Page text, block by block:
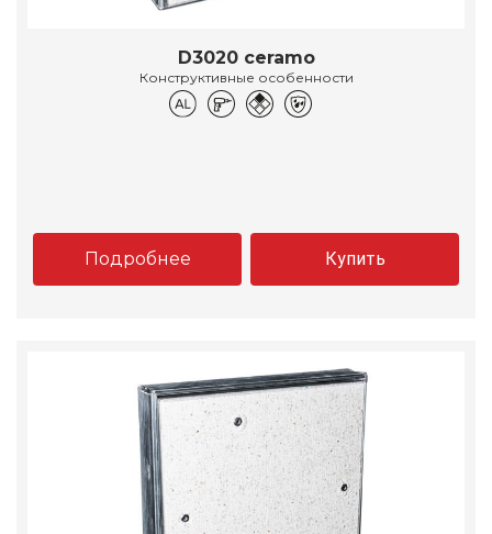
D3020 ceramo
Конструктивные особенности
Подробнее Купить